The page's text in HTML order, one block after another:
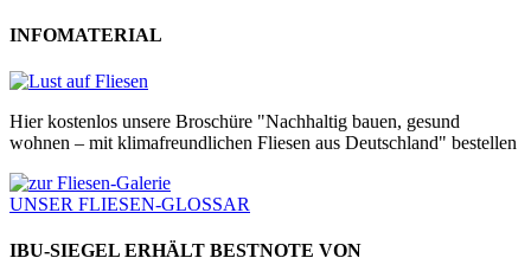
INFOMATERIAL
Hier kostenlos unsere Broschüre "Nachhaltig bauen, gesund
wohnen – mit klimafreundlichen Fliesen aus Deutschland" bestellen
UNSER FLIESEN-GLOSSAR
IBU-SIEGEL ERHÄLT BESTNOTE VON